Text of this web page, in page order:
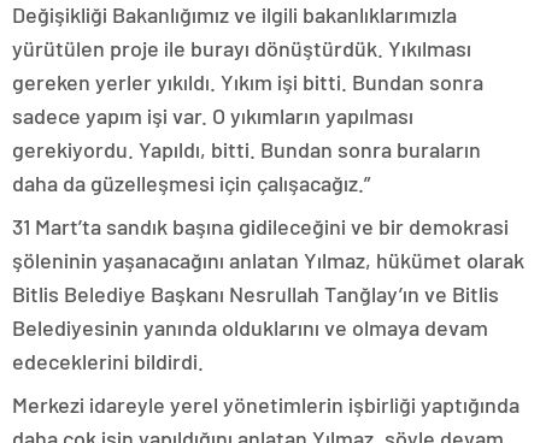
Değişikliği Bakanlığımız ve ilgili bakanlıklarımızla
yürütülen proje ile burayı dönüştürdük. Yıkılması
gereken yerler yıkıldı. Yıkım işi bitti. Bundan sonra
sadece yapım işi var. O yıkımların yapılması
gerekiyordu. Yapıldı, bitti. Bundan sonra buraların
daha da güzelleşmesi için çalışacağız.”
31 Mart’ta sandık başına gidileceğini ve bir demokrasi
şöleninin yaşanacağını anlatan Yılmaz, hükümet olarak
Bitlis Belediye Başkanı Nesrullah Tanğlay’ın ve Bitlis
Belediyesinin yanında olduklarını ve olmaya devam
edeceklerini bildirdi.
Merkezi idareyle yerel yönetimlerin işbirliği yaptığında